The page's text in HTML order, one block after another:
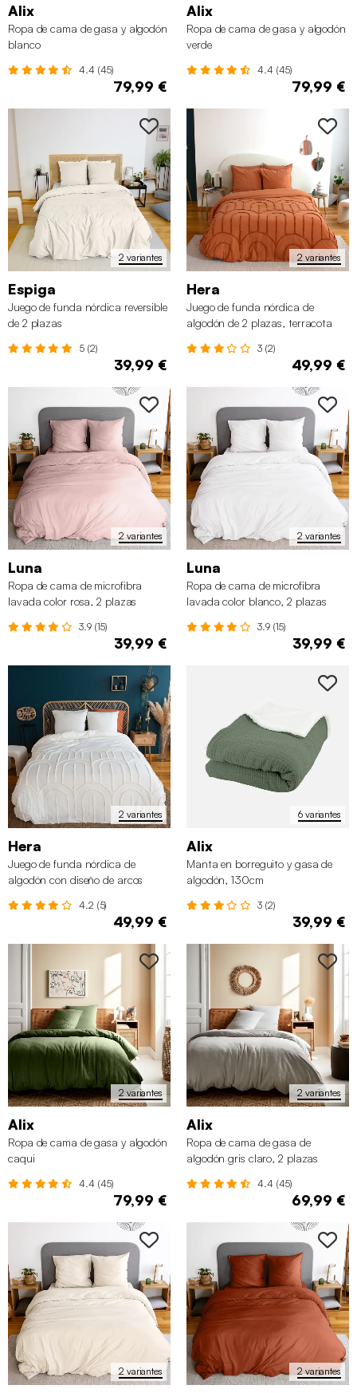
Alix
Ropa de cama de gasa y algodón
blanco
4.4 (45)
79,99 €
Alix
Ropa de cama de gasa y algodón
verde
4.4 (45)
79,99 €
2 variantes
Espiga
Juego de funda nórdica reversible
de 2 plazas
5 (2)
39,99 €
2 variantes
Hera
Juego de funda nórdica de
algodón de 2 plazas, terracota
3 (2)
49,99 €
2 variantes
Luna
Ropa de cama de microfibra
lavada color rosa, 2 plazas
3.9 (15)
39,99 €
2 variantes
Luna
Ropa de cama de microfibra
lavada color blanco, 2 plazas
3.9 (15)
39,99 €
2 variantes
Hera
Juego de funda nórdica de
algodón con diseño de arcos
4.2 (5)
49,99 €
6 variantes
Alix
Manta en borreguito y gasa de
algodón, 130cm
3 (2)
39,99 €
2 variantes
Alix
Ropa de cama de gasa y algodón
caqui
4.4 (45)
79,99 €
2 variantes
Alix
Ropa de cama de gasa de
algodón gris claro, 2 plazas
4.4 (45)
69,99 €
2 variantes 2 variantes